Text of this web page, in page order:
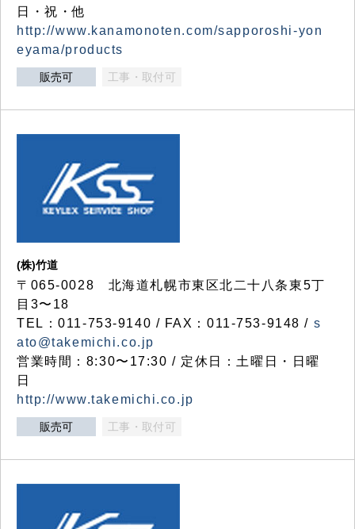
日・祝・他
http://www.kanamonoten.com/sapporoshi-yon
eyama/products
販売可 工事・取付可
(株)竹道
〒065-0028 北海道札幌市東区北二十八条東5丁
目3〜18
TEL：011-753-9140 / FAX：011-753-9148 / s
ato@takemichi.co.jp
営業時間：8:30〜17:30 / 定休日：土曜日・日曜
日
http://www.takemichi.co.jp
販売可 工事・取付可